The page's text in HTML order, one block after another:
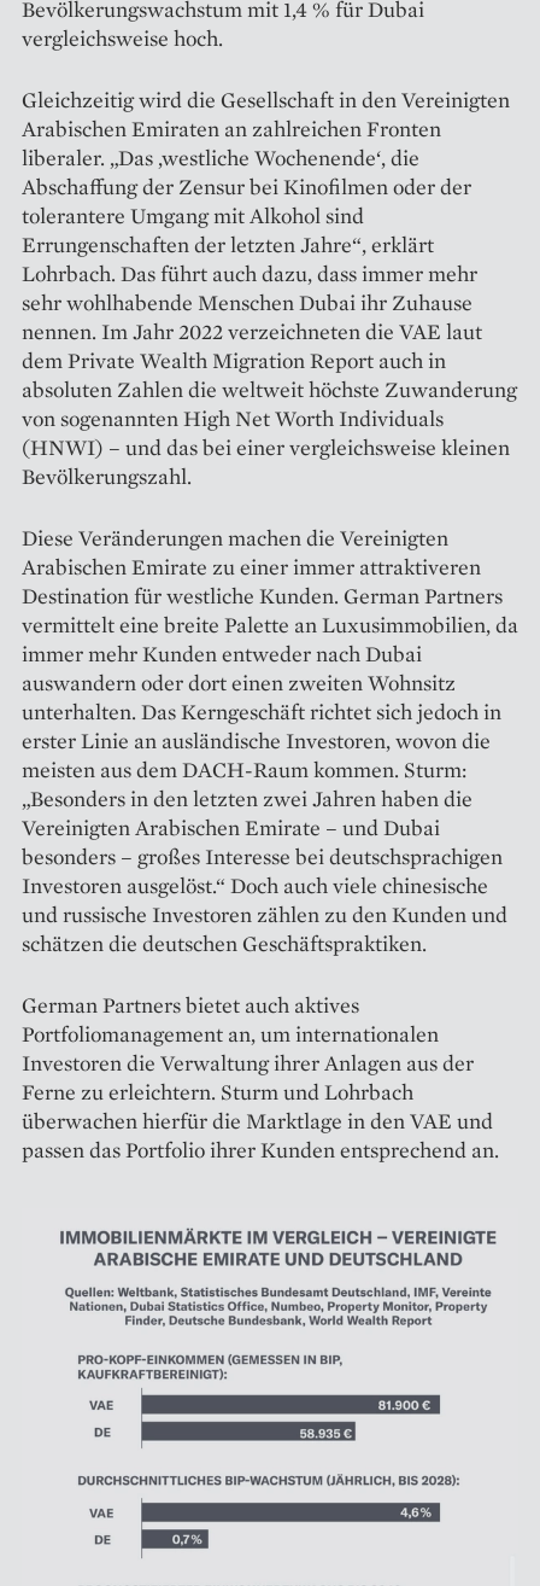
Bevölkerungswachstum mit 1,4 % für Dubai
vergleichsweise hoch.
Gleichzeitig wird die Gesellschaft in den Vereinigten
Arabischen Emiraten an zahlreichen Fronten
liberaler. „Das ‚westliche Wochenende‘, die
Abschaffung der Zensur bei Kinofilmen oder der
tolerantere Umgang mit Alkohol sind
Errungenschaften der letzten Jahre“, erklärt
Lohrbach. Das führt auch dazu, dass immer mehr
sehr wohlhabende Menschen Dubai ihr Zuhause
nennen. Im Jahr 2022 verzeichneten die VAE laut
dem Private Wealth Migration Report auch in
absoluten Zahlen die weltweit höchste Zuwanderung
von sogenannten High Net Worth Individuals
(HNWI) – und das bei einer vergleichsweise kleinen
Bevölkerungszahl.
Diese Veränderungen machen die Vereinigten
Arabischen Emirate zu einer immer attraktiveren
Destination für westliche Kunden. German Partners
vermittelt eine breite Palette an Luxusimmobilien, da
immer mehr Kunden entweder nach Dubai
auswandern oder dort einen zweiten Wohnsitz
unterhalten. Das Kern­geschäft richtet sich jedoch in
erster Linie an ausländische Investoren, wovon die
meisten aus dem DACH-Raum kommen. Sturm:
„Besonders in den letzten zwei Jahren haben die
Vereinigten Arabischen Emirate – und Dubai
besonders – großes Interesse bei deutschsprachigen
Investoren ausgelöst.“ Doch auch viele chinesische
und russische Investoren zählen zu den Kunden und
schätzen die deutschen Geschäftspraktiken.
German Partners bietet auch aktives
Portfoliomanagement an, um internationalen
Investoren die Verwaltung ihrer Anlagen aus der
Ferne zu erleichtern. Sturm und Lohrbach
überwachen hierfür die Marktlage in den VAE und
passen das Portfolio ihrer Kunden entsprechend an.